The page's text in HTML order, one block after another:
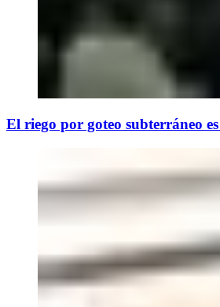
El riego por goteo subterráneo